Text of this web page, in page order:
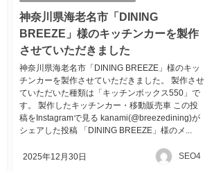
神奈川県海老名市「DINING
BREEZE」様のキッチンカーを製作
させていただきました
神奈川県海老名市「DINING BREEZE」様のキッ
チンカーを製作させていただきました。 製作させ
ていただいた種類は「キッチンボックス550」で
す。 製作したキッチンカー・移動販売車 この投
稿をInstagramで見る kanami(@breezedining)が
シェアした投稿 「DINING BREEZE」様のメ...
2025年12月30日 SEO4